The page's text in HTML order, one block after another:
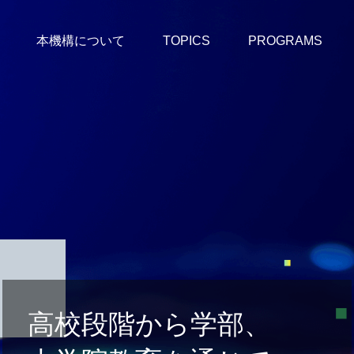
本機構について TOPICS PROGRAMS
高校段階から学部、